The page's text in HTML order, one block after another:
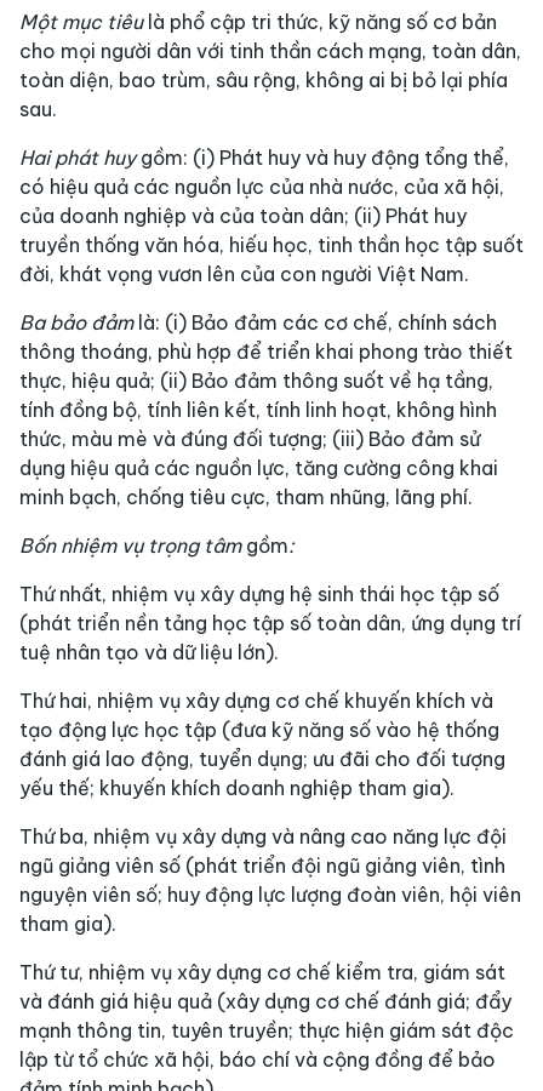
Một mục tiêulà phổ cập tri thức, kỹ năng số cơ bản
cho mọi người dân với tinh thần cách mạng, toàn dân,
toàn diện, bao trùm, sâu rộng, không ai bị bỏ lại phía
sau.
Hai phát huygồm: (i) Phát huy và huy động tổng thể,
có hiệu quả các nguồn lực của nhà nước, của xã hội,
của doanh nghiệp và của toàn dân; (ii) Phát huy
truyền thống văn hóa, hiếu học, tinh thần học tập suốt
đời, khát vọng vươn lên của con người Việt Nam.
Ba bảo đảmlà: (i) Bảo đảm các cơ chế, chính sách
thông thoáng, phù hợp để triển khai phong trào thiết
thực, hiệu quả; (ii) Bảo đảm thông suốt về hạ tầng,
tính đồng bộ, tính liên kết, tính linh hoạt, không hình
thức, màu mè và đúng đối tượng; (iii) Bảo đảm sử
dụng hiệu quả các nguồn lực, tăng cường công khai
minh bạch, chống tiêu cực, tham nhũng, lãng phí.
Bốn nhiệm vụ trọng tâm gồm:
Thứ nhất, nhiệm vụ xây dựng hệ sinh thái học tập số
(phát triển nền tảng học tập số toàn dân, ứng dụng trí
tuệ nhân tạo và dữ liệu lớn).
Thứ hai, nhiệm vụ xây dựng cơ chế khuyến khích và
tạo động lực học tập (đưa kỹ năng số vào hệ thống
đánh giá lao động, tuyển dụng; ưu đãi cho đối tượng
yếu thế; khuyến khích doanh nghiệp tham gia).
Thứ ba, nhiệm vụ xây dựng và nâng cao năng lực đội
ngũ giảng viên số (phát triển đội ngũ giảng viên, tình
nguyện viên số; huy động lực lượng đoàn viên, hội viên
tham gia).
Thứ tư, nhiệm vụ xây dựng cơ chế kiểm tra, giám sát
và đánh giá hiệu quả (xây dựng cơ chế đánh giá; đẩy
mạnh thông tin, tuyên truyền; thực hiện giám sát độc
lập từ tổ chức xã hội, báo chí và cộng đồng để bảo